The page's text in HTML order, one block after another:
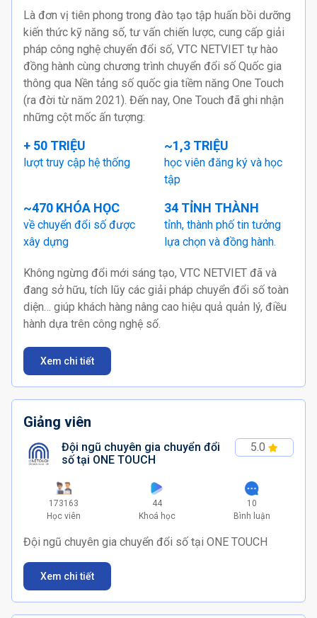
Là đơn vị tiên phong trong đào tạo tập huấn bồi dưỡng
kiến thức kỹ năng số, tư vấn chiến lược, cung cấp giải
pháp công nghệ chuyển đổi số, VTC NETVIET tự hào
đồng hành cùng chương trình chuyển đổi số Quốc gia
thông qua Nền tảng số quốc gia tiềm năng One Touch
(ra đời từ năm 2021). Đến nay, One Touch đã ghi nhận
những cột mốc ấn tượng:
+ 50 TRIỆU
lượt truy cập hệ thống
~1,3 TRIỆU
học viên đăng ký và học
tập
~470 KHÓA HỌC
về chuyển đổi số được
xây dựng
34 TỈNH THÀNH
tỉnh, thành phố tin tưởng
lựa chọn và đồng hành.
Không ngừng đổi mới sáng tạo, VTC NETVIET đã và
đang sở hữu, tích lũy các giải pháp chuyển đổi số toàn
diện… giúp khách hàng nâng cao hiệu quả quản lý, điều
hành dựa trên công nghệ số.
Xem chi tiết
Giảng viên
Đội ngũ chuyên gia chuyển đổi
số tại ONE TOUCH
5.0
173163
Học viên
44
Khoá học
10
Bình luận
Đội ngũ chuyên gia chuyển đổi số tại ONE TOUCH
Xem chi tiết